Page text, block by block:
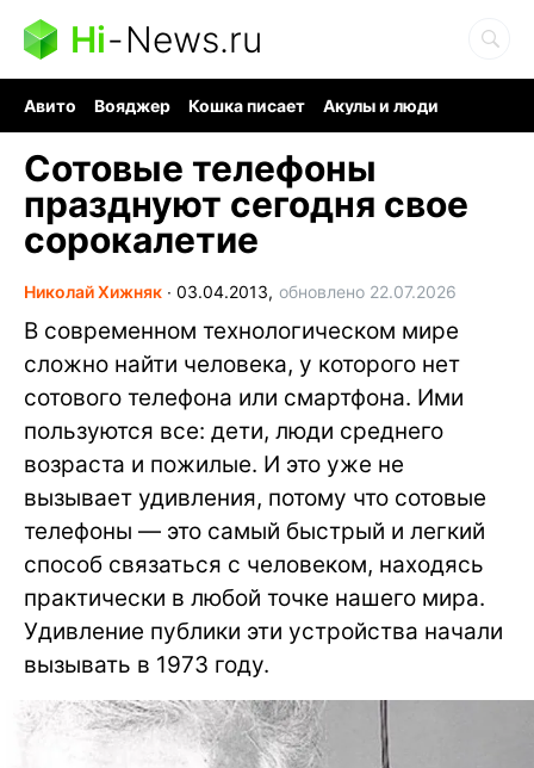
Hi-News.ru
Авито Вояджер Кошка писает
Акулы и люди
Сотовые телефоны
празднуют сегодня свое
сорокалетие
Николай Хижняк ∙ 03.04.2013, обновлено 22.07.2026
В современном технологическом мире
сложно найти человека, у которого нет
сотового телефона или смартфона. Ими
пользуются все: дети, люди среднего
возраста и пожилые. И это уже не
вызывает удивления, потому что сотовые
телефоны — это самый быстрый и легкий
способ связаться с человеком, находясь
практически в любой точке нашего мира.
Удивление публики эти устройства начали
вызывать в 1973 году.